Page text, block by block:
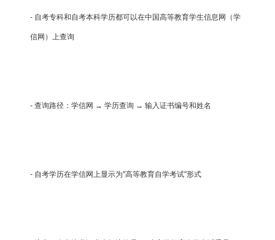
- 自考专科和自考本科学历都可以在中国高等教育学生信息网（学
信网）上查询
- 查询路径：学信网 → 学历查询 → 输入证书编号和姓名
- 自考学历在学信网上显示为"高等教育自学考试"形式